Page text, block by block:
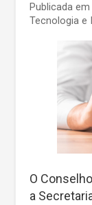
Publicada
Tecnologia e
O
a